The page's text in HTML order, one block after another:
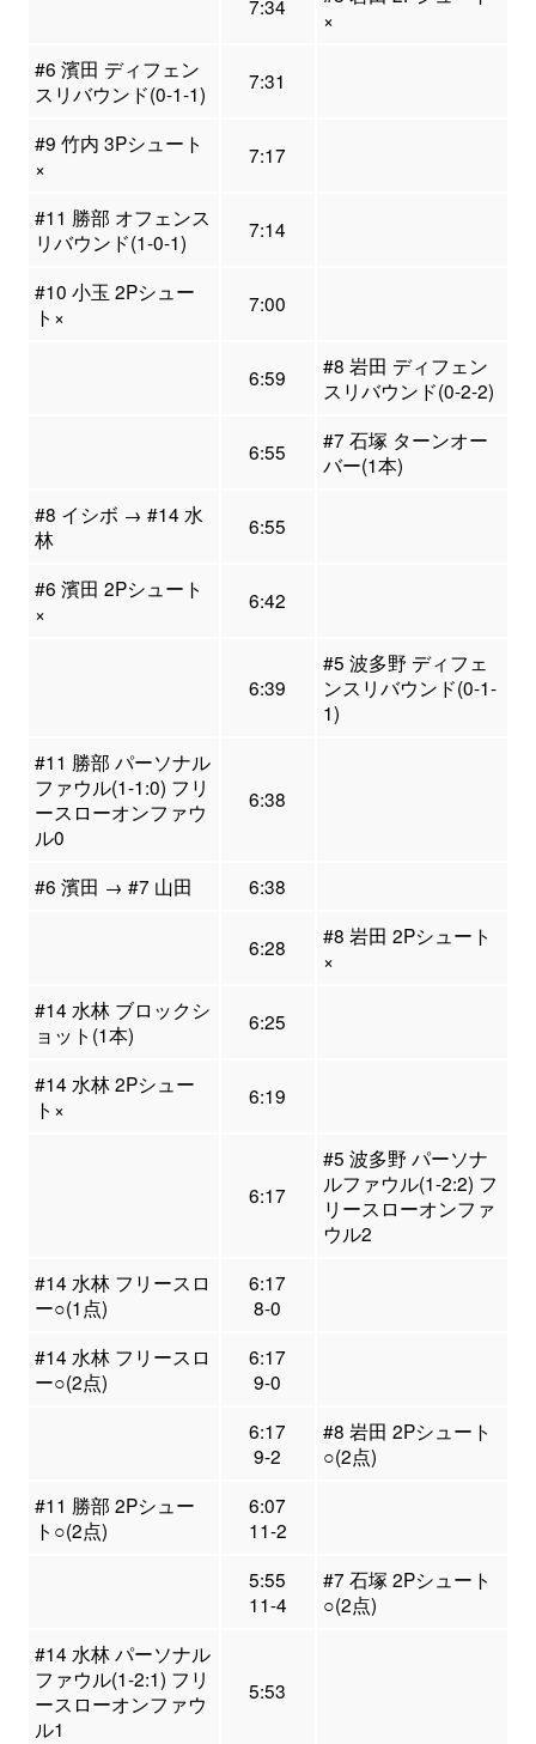
7:34
×
#6 濱田 ディフェン
スリバウンド(0-1-1)
7:31
#9 竹内 3Pシュート
×
7:17
#11 勝部 オフェンス
リバウンド(1-0-1)
7:14
#10 小玉 2Pシュー
ト×
7:00
6:59
#8 岩田 ディフェン
スリバウンド(0-2-2)
6:55
#7 石塚 ターンオー
バー(1本)
#8 イシボ → #14 水
林
6:55
#6 濱田 2Pシュート
×
6:42
6:39
#5 波多野 ディフェ
ンスリバウンド(0-1-
1)
#11 勝部 パーソナル
ファウル(1-1:0) フリ
ースローオンファウ
ル0
6:38
#6 濱田 → #7 山田 6:38
6:28
#8 岩田 2Pシュート
×
#14 水林 ブロックシ
ョット(1本)
6:25
#14 水林 2Pシュー
ト×
6:19
6:17
#5 波多野 パーソナ
ルファウル(1-2:2) フ
リースローオンファ
ウル2
#14 水林 フリースロ
ー○(1点)
6:17
8-0
#14 水林 フリースロ
ー○(2点)
6:17
9-0
6:17
9-2
#8 岩田 2Pシュート
○(2点)
#11 勝部 2Pシュー
ト○(2点)
6:07
11-2
5:55
11-4
#7 石塚 2Pシュート
○(2点)
#14 水林 パーソナル
ファウル(1-2:1) フリ
ースローオンファウ
ル1
5:53